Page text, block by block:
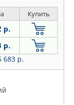
Купить
р.
р.
683 р.